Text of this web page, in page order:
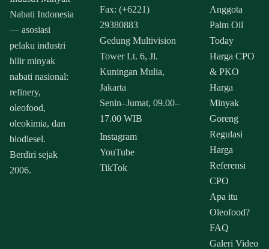
Nabati Indonesia
— asosiasi
pelaku industri
hilir minyak
nabati nasional:
refinery,
oleofood,
oleokimia, dan
biodiesel.
Berdiri sejak
2006.
Fax: (+6221)
29380883
Gedung Multivision
Tower Lt. 6, Jl.
Kuningan Mulia,
Jakarta
Senin–Jumat, 09.00–
17.00 WIB
Instagram
YouTube
TikTok
Anggota
Palm Oil
Today
Harga CPO
& PKO
Harga
Minyak
Goreng
Regulasi
Harga
Referensi
CPO
Apa itu
Oleofood?
FAQ
Galeri Video